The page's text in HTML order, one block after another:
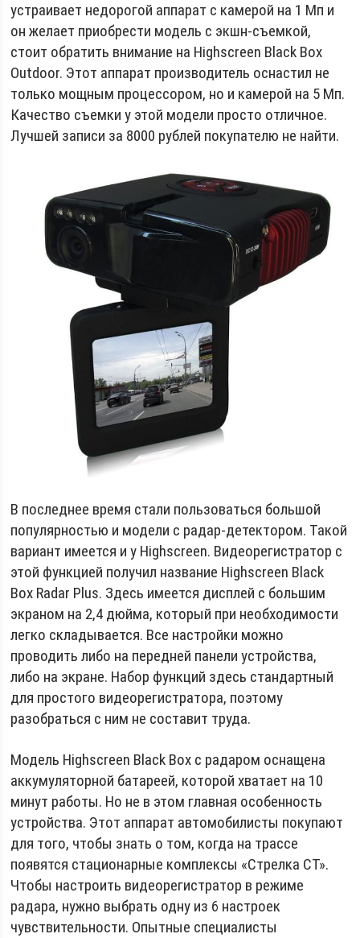
устраивает недорогой аппарат с камерой на 1 Мп и
он желает приобрести модель с экшн-съемкой,
стоит обратить внимание на Highscreen Black Box
Outdoor. Этот аппарат производитель оснастил не
только мощным процессором, но и камерой на 5 Мп.
Качество съемки у этой модели просто отличное.
Лучшей записи за 8000 рублей покупателю не найти.
В последнее время стали пользоваться большой
популярностью и модели с радар-детектором. Такой
вариант имеется и у Highscreen. Видеорегистратор с
этой функцией получил название Highscreen Black
Box Radar Plus. Здесь имеется дисплей с большим
экраном на 2,4 дюйма, который при необходимости
легко складывается. Все настройки можно
проводить либо на передней панели устройства,
либо на экране. Набор функций здесь стандартный
для простого видеорегистратора, поэтому
разобраться с ним не составит труда.
Модель Highscreen Black Box с радаром оснащена
аккумуляторной батареей, которой хватает на 10
минут работы. Но не в этом главная особенность
устройства. Этот аппарат автомобилисты покупают
для того, чтобы знать о том, когда на трассе
появятся стационарные комплексы «Стрелка СТ».
Чтобы настроить видеорегистратор в режиме
радара, нужно выбрать одну из 6 настроек
чувствительности. Опытные специалисты